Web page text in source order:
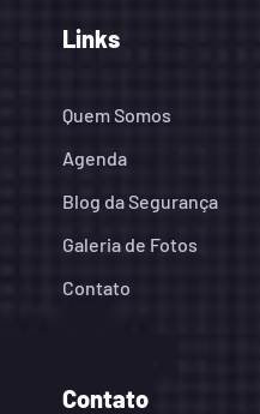
Links
Quem Somos
Agenda
Blog da Segurança
Galeria de Fotos
Contato
Contato